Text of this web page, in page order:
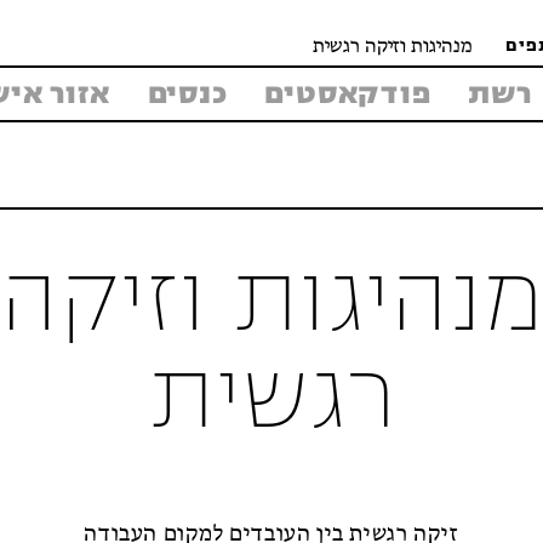
מנהיגות וזיקה רגשית
רשת פודקאסטים כנסים אזור
מנהיגות וזיקה
רגשית
זיקה רגשית בין העובדים למקום העבודה